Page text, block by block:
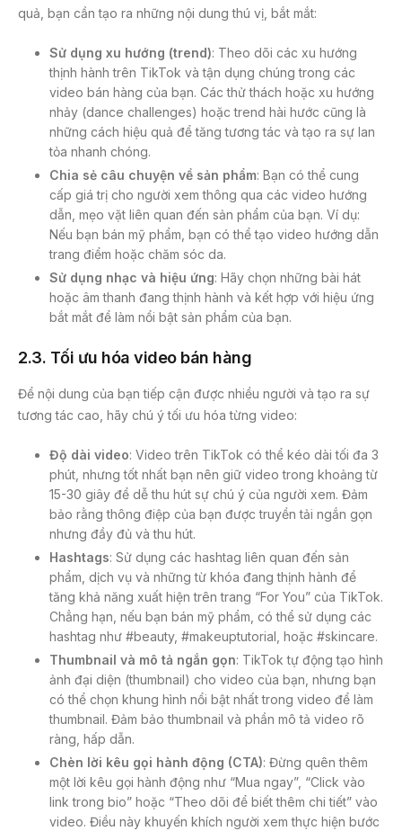
quả, bạn cần tạo ra những nội dung thú vị, bắt mắt:
Sử dụng xu hướng (trend): Theo dõi các xu hướng
thịnh hành trên TikTok và tận dụng chúng trong các
video bán hàng của bạn. Các thử thách hoặc xu hướng
nhảy (dance challenges) hoặc trend hài hước cũng là
những cách hiệu quả để tăng tương tác và tạo ra sự lan
tỏa nhanh chóng.
Chia sẻ câu chuyện về sản phẩm: Bạn có thể cung
cấp giá trị cho người xem thông qua các video hướng
dẫn, mẹo vặt liên quan đến sản phẩm của bạn. Ví dụ:
Nếu bạn bán mỹ phẩm, bạn có thể tạo video hướng dẫn
trang điểm hoặc chăm sóc da.
Sử dụng nhạc và hiệu ứng: Hãy chọn những bài hát
hoặc âm thanh đang thịnh hành và kết hợp với hiệu ứng
bắt mắt để làm nổi bật sản phẩm của bạn.
2.3. Tối ưu hóa video bán hàng
Để nội dung của bạn tiếp cận được nhiều người và tạo ra sự
tương tác cao, hãy chú ý tối ưu hóa từng video:
Độ dài video: Video trên TikTok có thể kéo dài tối đa 3
phút, nhưng tốt nhất bạn nên giữ video trong khoảng từ
15-30 giây để dễ thu hút sự chú ý của người xem. Đảm
bảo rằng thông điệp của bạn được truyền tải ngắn gọn
nhưng đầy đủ và thu hút.
Hashtags: Sử dụng các hashtag liên quan đến sản
phẩm, dịch vụ và những từ khóa đang thịnh hành để
tăng khả năng xuất hiện trên trang “For You” của TikTok.
Chẳng hạn, nếu bạn bán mỹ phẩm, có thể sử dụng các
hashtag như #beauty, #makeuptutorial, hoặc #skincare.
Thumbnail và mô tả ngắn gọn: TikTok tự động tạo hình
ảnh đại diện (thumbnail) cho video của bạn, nhưng bạn
có thể chọn khung hình nổi bật nhất trong video để làm
thumbnail. Đảm bảo thumbnail và phần mô tả video rõ
ràng, hấp dẫn.
Chèn lời kêu gọi hành động (CTA): Đừng quên thêm
một lời kêu gọi hành động như “Mua ngay”, “Click vào
link trong bio” hoặc “Theo dõi để biết thêm chi tiết” vào
video. Điều này khuyến khích người xem thực hiện bước